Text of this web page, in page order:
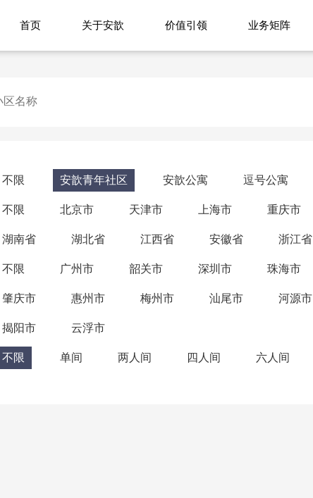
首页 关于安歆 价值引领 业务矩阵
不限 安歆青年社区 安歆公寓 逗号公寓
不限 北京市 天津市 上海市 重庆市
湖南省 湖北省 江西省 安徽省 浙江省
不限 广州市 韶关市 深圳市 珠海市
肇庆市 惠州市 梅州市 汕尾市 河源市
揭阳市 云浮市
不限 单间 两人间 四人间 六人间